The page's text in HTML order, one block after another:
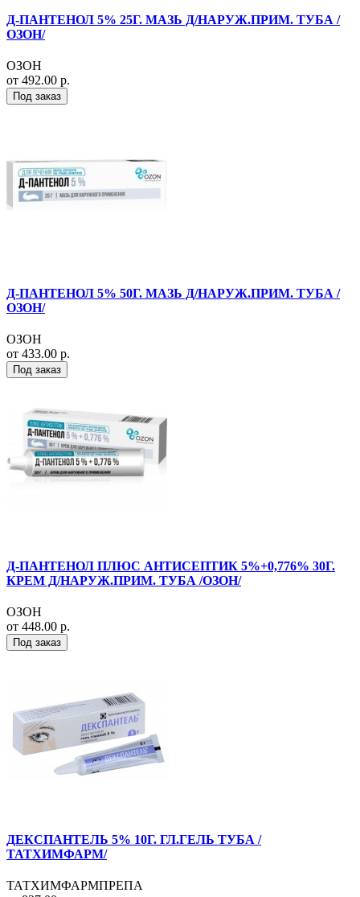
Д-ПАНТЕНОЛ 5% 25Г. МАЗЬ Д/НАРУЖ.ПРИМ. ТУБА /
ОЗОН/
ОЗОН
от 492.00 р.
Под заказ
Д-ПАНТЕНОЛ 5% 50Г. МАЗЬ Д/НАРУЖ.ПРИМ. ТУБА /
ОЗОН/
ОЗОН
от 433.00 р.
Под заказ
Д-ПАНТЕНОЛ ПЛЮС АНТИСЕПТИК 5%+0,776% 30Г.
КРЕМ Д/НАРУЖ.ПРИМ. ТУБА /ОЗОН/
ОЗОН
от 448.00 р.
Под заказ
ДЕКСПАНТЕЛЬ 5% 10Г. ГЛ.ГЕЛЬ ТУБА /
ТАТХИМФАРМ/
ТАТХИМФАРМПРЕПА